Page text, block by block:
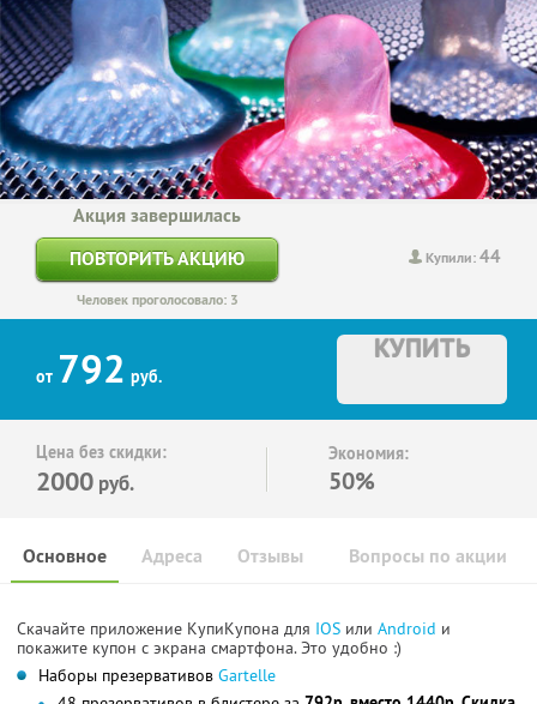
Купили:44
Акция завершилась
ПОВТОРИТЬ АКЦИЮ
Человек проголосовало: 3
от 792 руб.
КУПИТЬ
Цена без скидки:
2000 руб.
Экономия:
50%
Основное Отзывы Вопросы по акции
Адреса
Скачайте приложение КупиКупона для IOS или Android и
покажите купон с экрана смартфона. Это удобно :)
Наборы презервативов Gartelle